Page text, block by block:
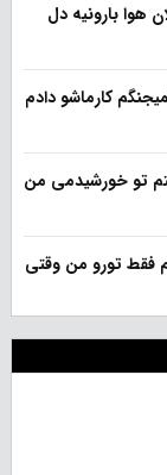
هوا بارونیه دل
کارماشو دادم
تو خورشیدمی من
فقط تورو من وقتی